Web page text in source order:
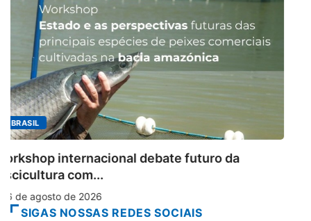
MINAS GERAIS
Aberto o credenciamento de imprensa
6 de agosto de 2026
SIGAS NOSSAS REDES SOCIAIS